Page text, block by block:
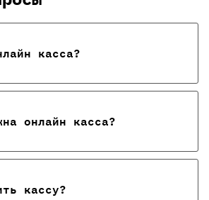
касса?
онлайн касса?
кассу?